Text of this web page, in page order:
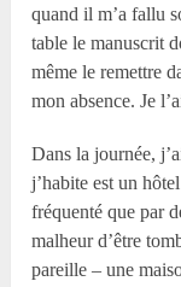
quand il m’a fallu
table le manuscrit
même le remettre
mon absence. Je
Dans la journée,
j’habite est un
fréquenté que par
malheur d’être
pareille – une